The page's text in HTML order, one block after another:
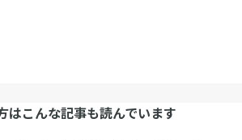
はこんな記事も読んでいます